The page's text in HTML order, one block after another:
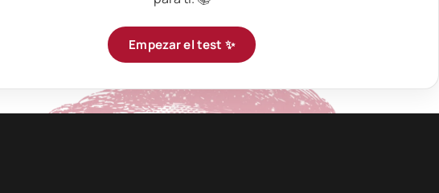
Empezar el test ✨